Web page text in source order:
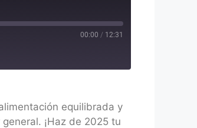
00:00 / 12:31
equilibrada y
¡Haz de 2025 tu